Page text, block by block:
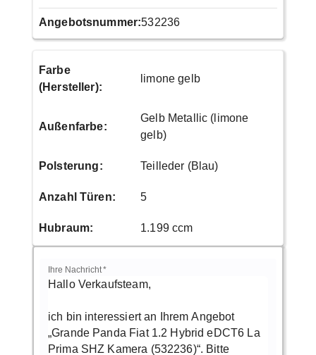
Angebotsnummer:532236
Farbe
(Hersteller):
limone gelb
Außenfarbe:
Gelb Metallic (limone
gelb)
Polsterung: Teilleder (Blau)
Anzahl Türen: 5
Hubraum: 1.199 ccm
Ihre Nachricht*